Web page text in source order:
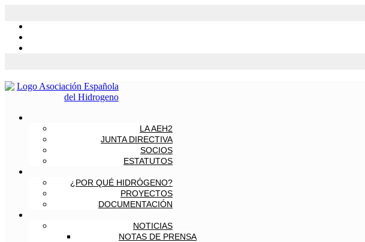
LA AEH2
JUNTA DIRECTIVA
SOCIOS
ESTATUTOS
¿POR QUÉ HIDRÓGENO?
PROYECTOS
DOCUMENTACIÓN
NOTICIAS
NOTAS DE PRENSA